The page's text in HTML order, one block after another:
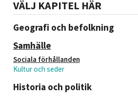
VÄLJ KAPITEL HÄR
Geografi och befolkning
Samhälle
Sociala förhållanden
Kultur och seder
Historia och politik